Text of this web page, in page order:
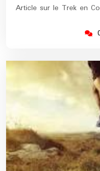
Article sur le Trek en